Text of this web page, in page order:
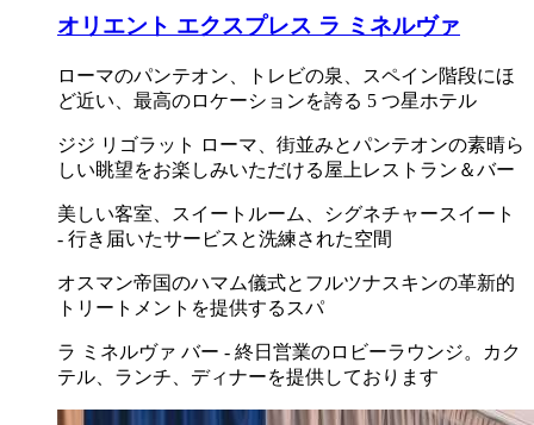
オリエント エクスプレス ラ ミネルヴァ
ローマのパンテオン、トレビの泉、スペイン階段にほ
ど近い、最高のロケーションを誇る 5 つ星ホテル
ジジ リゴラット ローマ、街並みとパンテオンの素晴ら
しい眺望をお楽しみいただける屋上レストラン＆バー
美しい客室、スイートルーム、シグネチャースイート
- 行き届いたサービスと洗練された空間
オスマン帝国のハマム儀式とフルツナスキンの革新的
トリートメントを提供するスパ
ラ ミネルヴァ バー - 終日営業のロビーラウンジ。カク
テル、ランチ、ディナーを提供しております